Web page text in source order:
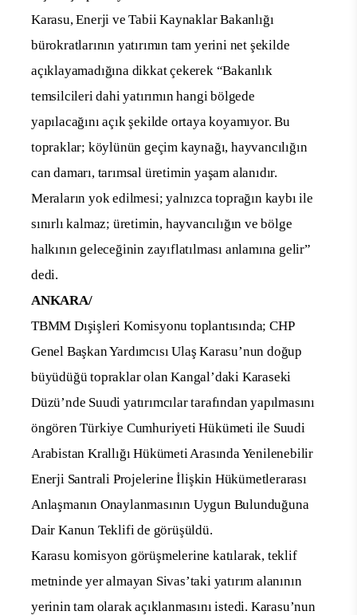
Karasu, Enerji ve Tabii Kaynaklar Bakanlığı
bürokratlarının yatırımın tam yerini net şekilde
açıklayamadığına dikkat çekerek “Bakanlık
temsilcileri dahi yatırımın hangi bölgede
yapılacağını açık şekilde ortaya koyamıyor. Bu
topraklar; köylünün geçim kaynağı, hayvancılığın
can damarı, tarımsal üretimin yaşam alanıdır.
Meraların yok edilmesi; yalnızca toprağın kaybı ile
sınırlı kalmaz; üretimin, hayvancılığın ve bölge
halkının geleceğinin zayıflatılması anlamına gelir”
dedi.
ANKARA/
TBMM Dışişleri Komisyonu toplantısında; CHP
Genel Başkan Yardımcısı Ulaş Karasu’nun doğup
büyüdüğü topraklar olan Kangal’daki Karaseki
Düzü’nde Suudi yatırımcılar tarafından yapılmasını
öngören Türkiye Cumhuriyeti Hükümeti ile Suudi
Arabistan Krallığı Hükümeti Arasında Yenilenebilir
Enerji Santrali Projelerine İlişkin Hükümetlerarası
Anlaşmanın Onaylanmasının Uygun Bulunduğuna
Dair Kanun Teklifi de görüşüldü.
Karasu komisyon görüşmelerine katılarak, teklif
metninde yer almayan Sivas’taki yatırım alanının
yerinin tam olarak açıklanmasını istedi. Karasu’nun